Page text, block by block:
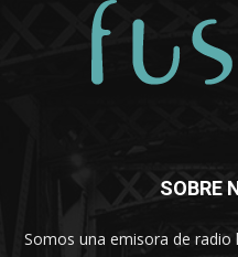
SOBRE
Somos una emisora de radio